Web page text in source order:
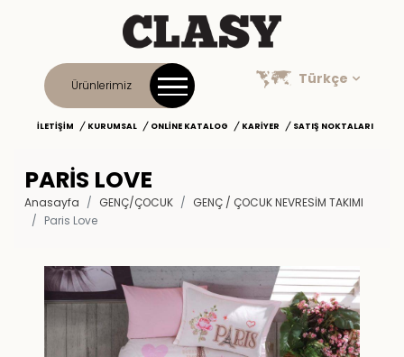
Ürünlerimiz Türkçe
İLETIŞIM KURUMSAL ONLINE KATALOG KARIYER SATIŞ NOKTALARI
PARIS LOVE
Anasayfa GENÇ/ÇOCUK
GENÇ / ÇOCUK NEVRESIM TAKIMI
Paris Love